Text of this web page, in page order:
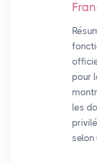
pour
les
selon